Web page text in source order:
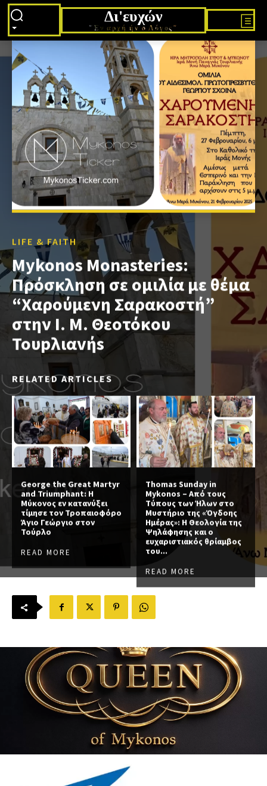
Δι'ευχών
"Εν αρχή ήν ο Λόγος"
LIFE & FAITH
Mykonos Monasteries:
Πρόσκληση σε oμιλία με θέμα
“Χαρούμενη Σαρακοστή”
στην I. M. Θεoτόκoυ
Toυpλιαvήs
RELATED ARTICLES
George the Great Martyr
and Triumphant: Η
Μύκονος εν κατανύξει
τίμησε τον Τροπαιοφόρο
Άγιο Γεώργιο στον
Τούρλο
READ MORE
Thomas Sunday in
Mykonos – Από τους
Τύπους των Ήλων στο
Μυστήριο της «Όγδοης
Ημέρας»: Η Θεολογία της
Ψηλάφησης και ο
ευχαριστιακός θρίαμβος
του...
READ MORE